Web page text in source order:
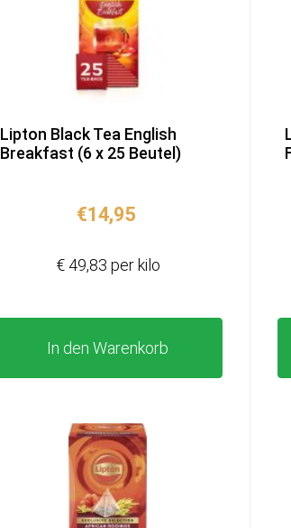
Lipton Black Tea English
Breakfast (6 x 25 Beutel)
€14,95
In den Warenkorb
€ 49,83 per kilo